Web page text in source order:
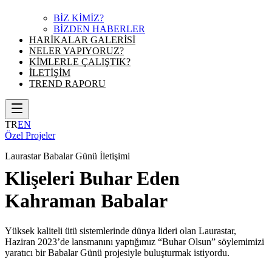
BİZ KİMİZ?
BİZDEN HABERLER
HARİKALAR GALERİSİ
NELER YAPIYORUZ?
KİMLERLE ÇALIŞTIK?
İLETİŞİM
TREND RAPORU
TREN
Özel Projeler
Laurastar Babalar Günü İletişimi
Klişeleri Buhar Eden
Kahraman Babalar
Yüksek kaliteli ütü sistemlerinde dünya lideri olan Laurastar,
Haziran 2023’de lansmanını yaptığımız “Buhar Olsun” söylemimizi
yaratıcı bir Babalar Günü projesiyle buluşturmak istiyordu.